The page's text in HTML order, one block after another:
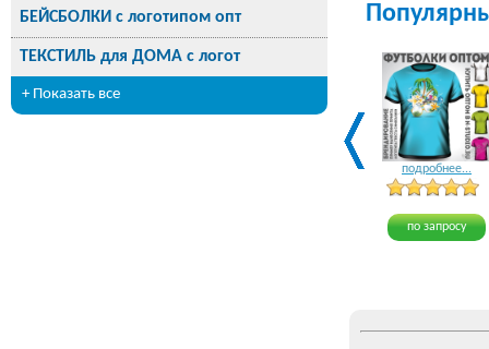
БЕЙСБОЛКИ с логотипом опт
ТЕКСТИЛЬ для ДОМА с логот
+ Показать все
подробнее...
по запросу